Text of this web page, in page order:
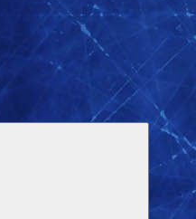
дочернее